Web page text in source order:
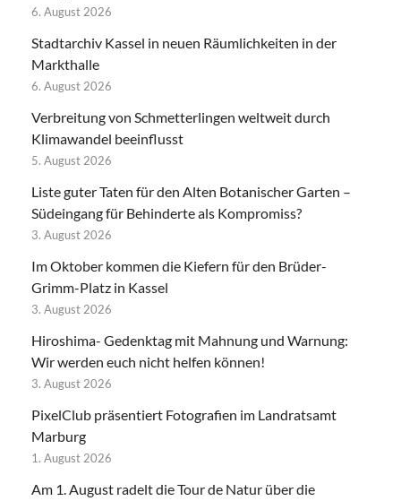
6. August 2026
Stadtarchiv Kassel in neuen Räumlichkeiten in der
Markthalle
6. August 2026
Verbreitung von Schmetterlingen weltweit durch
Klimawandel beeinflusst
5. August 2026
Liste guter Taten für den Alten Botanischer Garten –
Südeingang für Behinderte als Kompromiss?
3. August 2026
Im Oktober kommen die Kiefern für den Brüder-
Grimm-Platz in Kassel
3. August 2026
Hiroshima- Gedenktag mit Mahnung und Warnung:
Wir werden euch nicht helfen können!
3. August 2026
PixelClub präsentiert Fotografien im Landratsamt
Marburg
1. August 2026
Am 1. August radelt die Tour de Natur über die